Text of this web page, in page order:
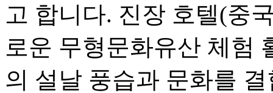
고 합니다. 진장 호텔(중
로운 무형문화유산 체험
의 설날 풍습과 문화를